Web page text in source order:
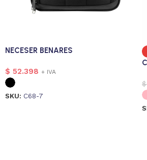
NECESER BENARES
$ 52.398 + IVA
SKU: C68-7
$